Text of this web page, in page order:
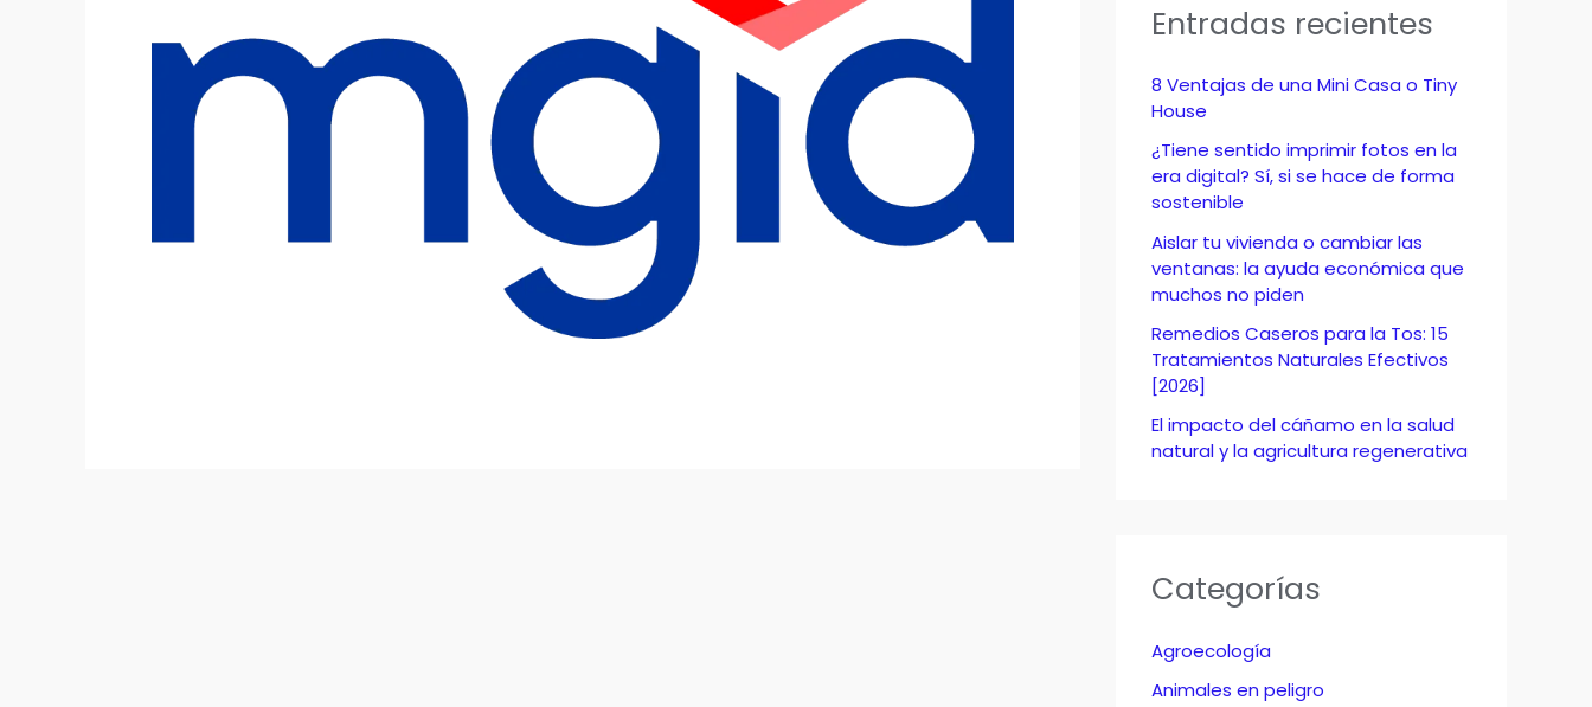
r
o
:
Entradas recientes
8 Ventajas de una Mini Casa o Tiny
House
¿Tiene sentido imprimir fotos en la
era digital? Sí, si se hace de forma
sostenible
Aislar tu vivienda o cambiar las
ventanas: la ayuda económica que
muchos no piden
Remedios Caseros para la Tos: 15
Tratamientos Naturales Efectivos
[2026]
El impacto del cáñamo en la salud
natural y la agricultura regenerativa
Categorías
Agroecología
Animales en peligro